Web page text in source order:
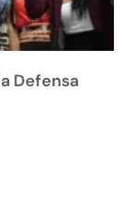
Defensa